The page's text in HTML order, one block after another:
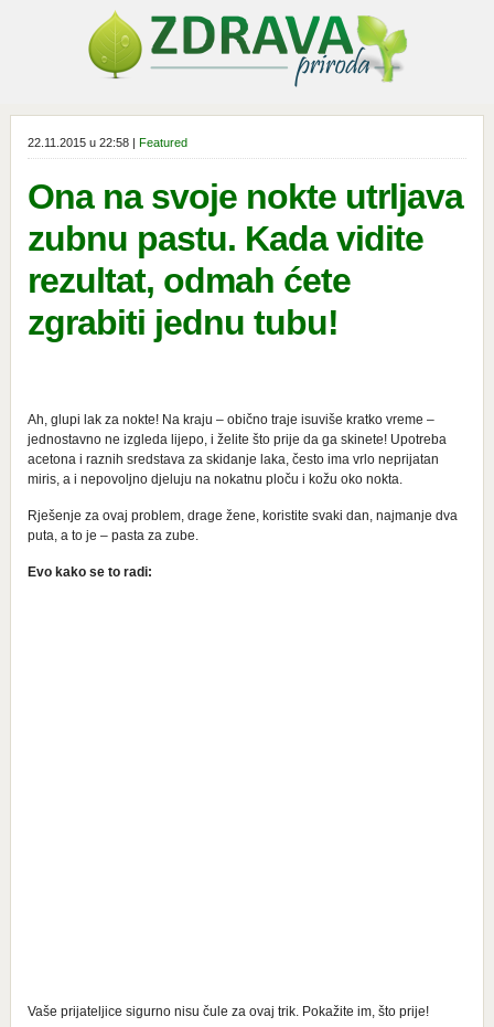
22.11.2015 u 22:58 | Featured
Ona na svoje nokte utrljava
zubnu pastu. Kada vidite
rezultat, odmah ćete
zgrabiti jednu tubu!
Ah, glupi lak za nokte! Na kraju – obično traje isuviše kratko vreme –
jednostavno ne izgleda lijepo, i želite što prije da ga skinete! Upotreba
acetona i raznih sredstava za skidanje laka, često ima vrlo neprijatan
miris, a i nepovoljno djeluju na nokatnu ploču i kožu oko nokta.
Rješenje za ovaj problem, drage žene, koristite svaki dan, najmanje dva
puta, a to je – pasta za zube.
Evo kako se to radi:
Vaše prijateljice sigurno nisu čule za ovaj trik. Pokažite im, što prije!